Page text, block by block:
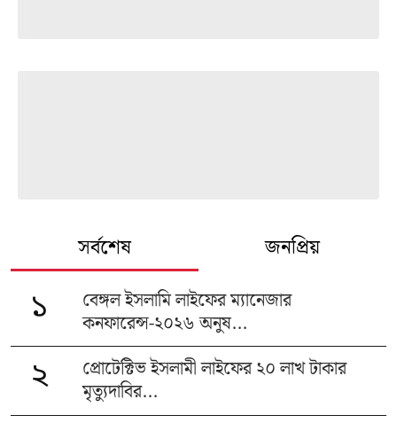
সর্বশেষ জনপ্রিয়
১
বেঙ্গল ইসলামি লাইফের ম্যানেজার
কনফারেন্স-২০২৬ অনুষ...
২
প্রোটেক্টিভ ইসলামী লাইফের ২০ লাখ টাকার
মৃত্যুদাবির...